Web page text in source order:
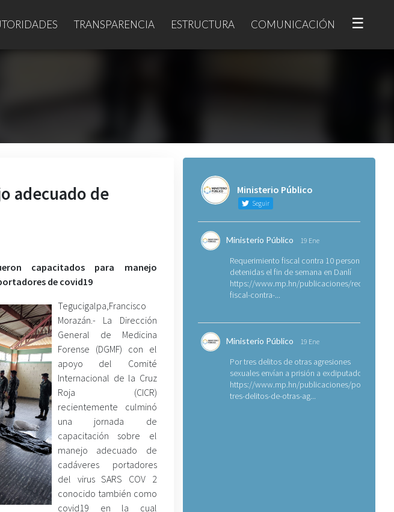
TRANSPARENCIA ESTRUCTURA COMUNICACIÓN ☰
adecuado de
capacitados para manejo
de covid19
Tegucigalpa,Francisco
Morazán.- La Dirección
General de Medicina
Forense (DGMF) con el
apoyo del Comité
Internacional de la Cruz
Roja (CICR)
recientemente culminó
una jornada de
capacitación sobre el
manejo adecuado de
cadáveres portadores
del virus SARS COV 2
conocido también como
covid19 en la cual
Ministerio Público
Seguir
Ministerio Público 19 Ene
Requerimiento fiscal contra 10 personas
detenidas el fin de semana en Danlí
https://www.mp.hn/publicaciones/
fiscal-contra-...
Ministerio Público 19 Ene
Por tres delitos de otras agresiones
sexuales envían a prisión a exdiputado
https://www.mp.hn/publicaciones/por-
tres-delitos-de-otras-ag...